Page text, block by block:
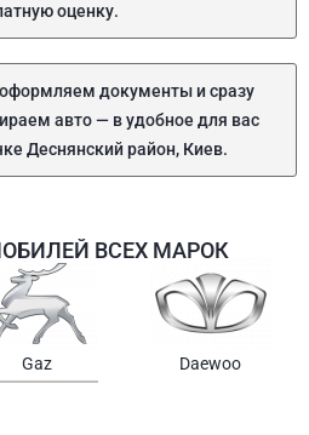
оценку.
документы и сразу
авто — в удобное для вас
Деснянский район, Киев.
ВСЕХ МАРОК